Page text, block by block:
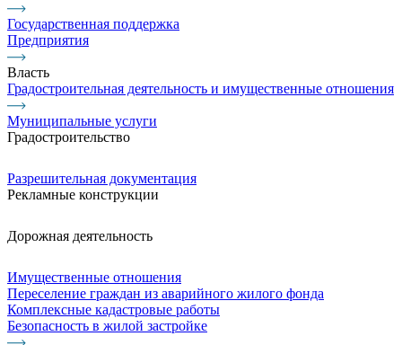
Государственная поддержка
Предприятия
Власть
Градостроительная деятельность и имущественные отношения
Муниципальные услуги
Градостроительство
Разрешительная документация
Рекламные конструкции
Дорожная деятельность
Имущественные отношения
Переселение граждан из аварийного жилого фонда
Комплексные кадастровые работы
Безопасность в жилой застройке